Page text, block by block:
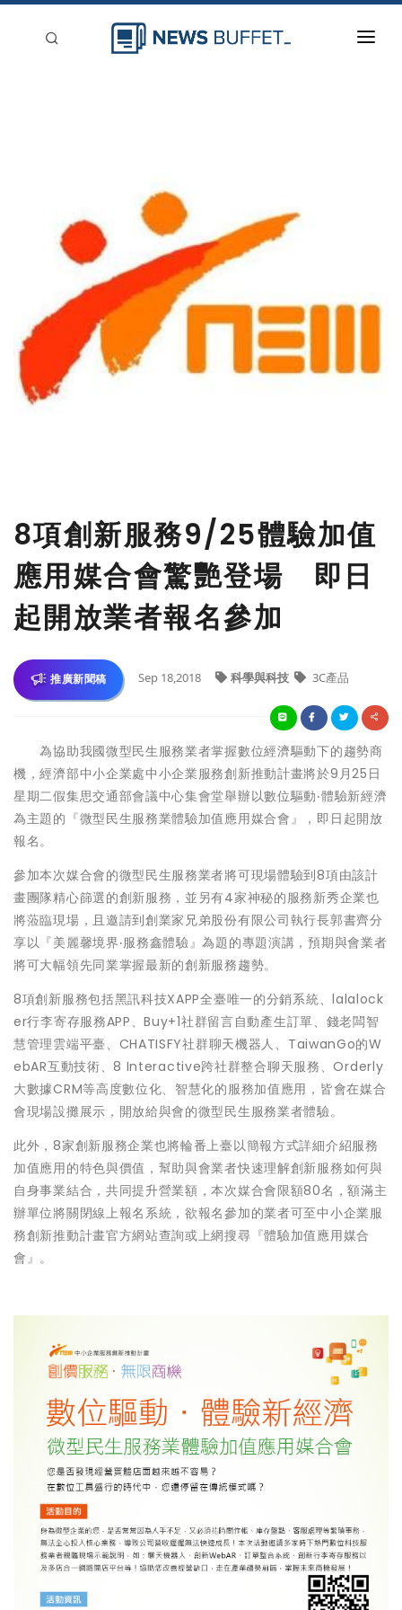
8項創新服務9/25體驗加值
應用媒合會驚艷登場 即日
起開放業者報名參加
推廣新聞稿 Sep 18,2018 科學與科技 3C產品
為協助我國微型民生服務業者掌握數位經濟驅動下的趨勢商
機，經濟部中小企業處中小企業服務創新推動計畫將於9月25日
星期二假集思交通部會議中心集會堂舉辦以數位驅動‧體驗新經濟
為主題的『微型民生服務業體驗加值應用媒合會』，即日起開放
報名。
參加本次媒合會的微型民生服務業者將可現場體驗到8項由該計
畫團隊精心篩選的創新服務，並另有4家神秘的服務新秀企業也
將蒞臨現場，且邀請到創業家兄弟股份有限公司執行長郭書齊分
享以『美麗馨境界‧服務鑫體驗』為題的專題演講，預期與會業者
將可大幅領先同業掌握最新的創新服務趨勢。
8項創新服務包括黑訊科技XAPP全臺唯一的分銷系統、lalalock
er行李寄存服務APP、Buy+1社群留言自動產生訂單、錢老闆智
慧管理雲端平臺、CHATISFY社群聊天機器人、TaiwanGo的W
ebAR互動技術、8 Interactive跨社群整合聊天服務、Orderly
大數據CRM等高度數位化、智慧化的服務加值應用，皆會在媒合
會現場設攤展示，開放給與會的微型民生服務業者體驗。
此外，8家創新服務企業也將輪番上臺以簡報方式詳細介紹服務
加值應用的特色與價值，幫助與會業者快速理解創新服務如何與
自身事業結合，共同提升營業額，本次媒合會限額80名，額滿主
辦單位將關閉線上報名系統，欲報名參加的業者可至中小企業服
務創新推動計畫官方網站查詢或上網搜尋『體驗加值應用媒合
會』。